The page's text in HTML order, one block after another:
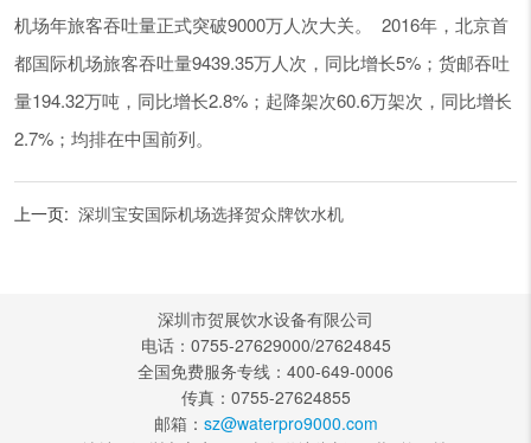
机场年旅客吞吐量正式突破9000万人次大关。 2016年，北京首
都国际机场旅客吞吐量9439.35万人次，同比增长5%；货邮吞吐
量194.32万吨，同比增长2.8%；起降架次60.6万架次，同比增长
2.7%；均排在中国前列。
上一页: 深圳宝安国际机场选择贺众牌饮水机
深圳市贺展饮水设备有限公司
电话：0755-27629000/27624845
全国免费服务专线：400-649-0006
传真：0755-27624855
邮箱： sz@waterpro9000.com